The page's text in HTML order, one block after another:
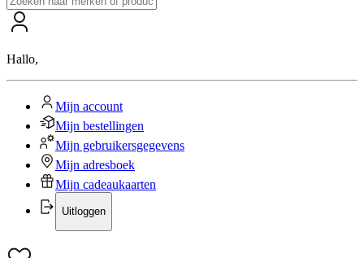
Hallo,
Mijn account
Mijn bestellingen
Mijn gebruikersgegevens
Mijn adresboek
Mijn cadeaukaarten
Uitloggen